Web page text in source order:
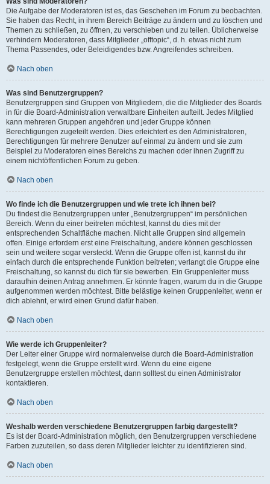
Die Aufgabe der Moderatoren ist es, das Geschehen im Forum zu beobachten.
Sie haben das Recht, in ihrem Bereich Beiträge zu ändern und zu löschen und
Themen zu schließen, zu öffnen, zu verschieben und zu teilen. Üblicherweise
verhindern Moderatoren, dass Mitglieder „offtopic“, d. h. etwas nicht zum
Thema Passendes, oder Beleidigendes bzw. Angreifendes schreiben.
Nach oben
Was sind Benutzergruppen?
Benutzergruppen sind Gruppen von Mitgliedern, die die Mitglieder des Boards
in für die Board-Administration verwaltbare Einheiten aufteilt. Jedes Mitglied
kann mehreren Gruppen angehören und jeder Gruppe können
Berechtigungen zugeteilt werden. Dies erleichtert es den Administratoren,
Berechtigungen für mehrere Benutzer auf einmal zu ändern und sie zum
Beispiel zu Moderatoren eines Bereichs zu machen oder ihnen Zugriff zu
einem nichtöffentlichen Forum zu geben.
Nach oben
Wo finde ich die Benutzergruppen und wie trete ich ihnen bei?
Du findest die Benutzergruppen unter „Benutzergruppen“ im persönlichen
Bereich. Wenn du einer beitreten möchtest, kannst du dies mit der
entsprechenden Schaltfläche machen. Nicht alle Gruppen sind allgemein
offen. Einige erfordern erst eine Freischaltung, andere können geschlossen
sein und weitere sogar versteckt. Wenn die Gruppe offen ist, kannst du ihr
einfach durch die entsprechende Funktion beitreten; verlangt die Gruppe eine
Freischaltung, so kannst du dich für sie bewerben. Ein Gruppenleiter muss
daraufhin deinen Antrag annehmen. Er könnte fragen, warum du in die Gruppe
aufgenommen werden möchtest. Bitte belästige keinen Gruppenleiter, wenn er
dich ablehnt, er wird einen Grund dafür haben.
Nach oben
Wie werde ich Gruppenleiter?
Der Leiter einer Gruppe wird normalerweise durch die Board-Administration
festgelegt, wenn die Gruppe erstellt wird. Wenn du eine eigene
Benutzergruppe erstellen möchtest, dann solltest du einen Administrator
kontaktieren.
Nach oben
Weshalb werden verschiedene Benutzergruppen farbig dargestellt?
Es ist der Board-Administration möglich, den Benutzergruppen verschiedene
Farben zuzuteilen, so dass deren Mitglieder leichter zu identifizieren sind.
Nach oben